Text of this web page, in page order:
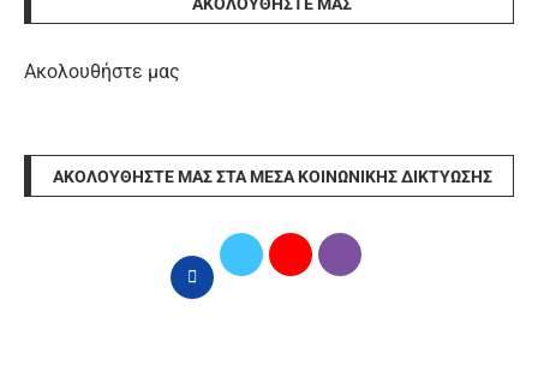
ΑΚΟΛΟΥΘΉΣΤΕ ΜΑΣ
Ακολουθήστε μας
ΑΚΟΛΟΥΘΉΣΤΕ ΜΑΣ ΣΤΑ ΜΈΣΑ ΚΟΙΝΩΝΙΚΉΣ ΔΙΚΤΎΩΣΗΣ